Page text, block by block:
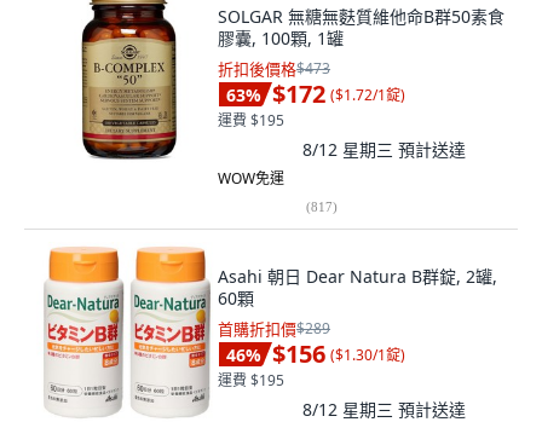
SOLGAR 無糖無麩質維他命B群50素食
膠囊, 100顆, 1罐
折扣後價格$473
63% $172 ($1.72/1錠)
運費 $195
8/12 星期三 預計送達
WOW免運
(817)
Asahi 朝日 Dear Natura B群錠, 2罐,
60顆
首購折扣價$289
46% $156 ($1.30/1錠)
運費 $195
8/12 星期三 預計送達